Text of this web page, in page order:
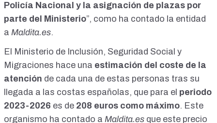
Policía Nacional y la asignación de plazas por
parte del Ministerio”, como ha contado la entidad
a Maldita.es.
El Ministerio de Inclusión, Seguridad Social y
Migraciones hace una estimación del coste de la
atención de cada una de estas personas tras su
llegada a las costas españolas, que para el periodo
2023-2026 es de 208 euros como máximo. Este
organismo ha contado a Maldita.es que este precio